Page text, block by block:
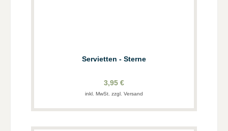
Servietten - Sterne
3,95 €
inkl. MwSt. zzgl. Versand